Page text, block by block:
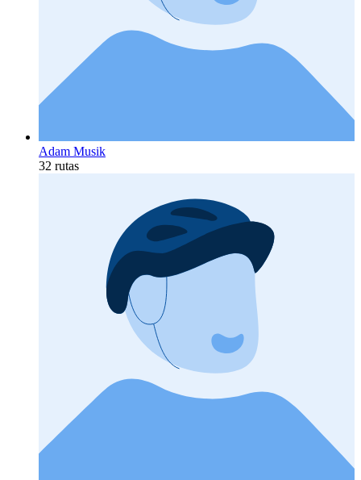
Adam Musik
32 rutas